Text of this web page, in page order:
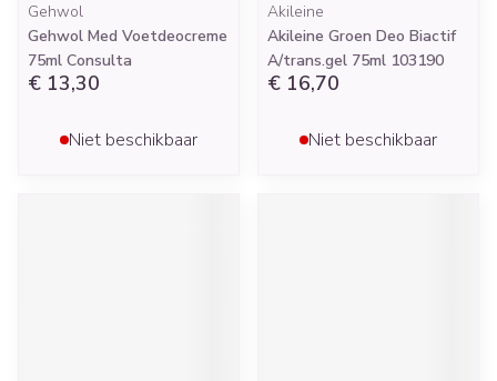
Gehwol
Gehwol Med Voetdeocreme
75ml Consulta
€ 13,30
Niet beschikbaar
Akileine
Akileine Groen Deo Biactif
A/trans.gel 75ml 103190
€ 16,70
Niet beschikbaar